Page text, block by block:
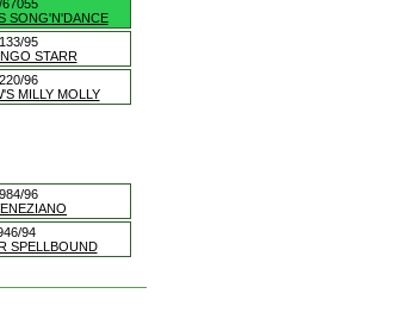
SONG'N'DANCE
95
STARR
96
MILLY MOLLY
96
94
SPELLBOUND